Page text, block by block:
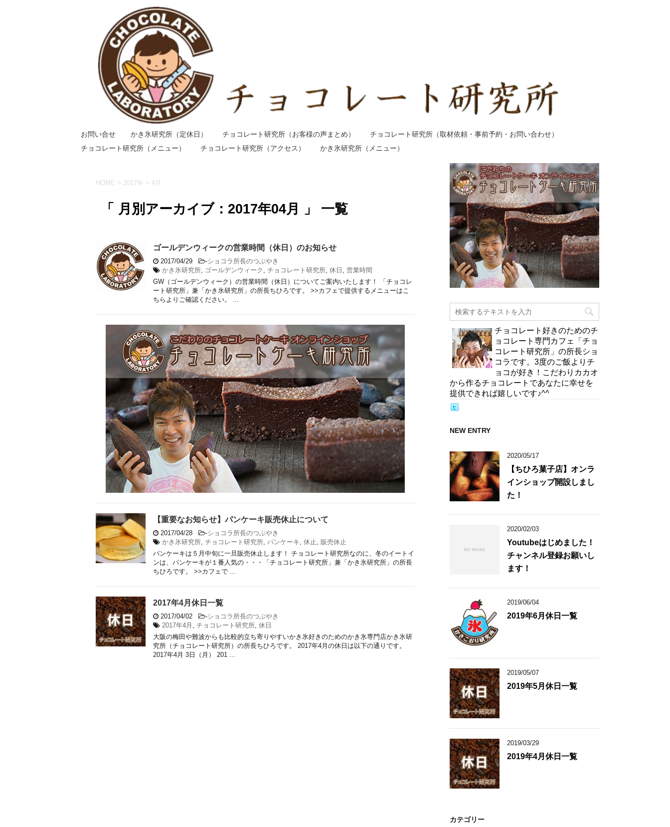
お問い合せ かき氷研究所（定休日） チョコレート研究所（お客様の声まとめ）
チョコレート研究所（取材依頼・事前予約・お問い合わせ）
チョコレート研究所（メニュー）
チョコレート研究所（アクセス） かき氷研究所（メニュー）
HOME > 2017年 > 4月
「 月別アーカイブ：2017年04月 」 一覧
ゴールデンウィークの営業時間（休日）のお知らせ
2017/04/29 -ショコラ所長のつぶやき
かき氷研究所
ゴールデンウィーク チョコレート研究所 休日
営業時間
GW（ゴールデンウィーク）の営業時間（休日）についてご案内いたします！ 「チョコレ
ート研究所」兼「かき氷研究所」の所長ちひろです。 >>カフェで提供するメニューはこ
ちらよりご確認ください。 ...
【重要なお知らせ】パンケーキ販売休止について
2017/04/28 -ショコラ所長のつぶやき
かき氷研究所 チョコレート研究所 パンケーキ 休止
販売休止
パンケーキは５月中旬に一旦販売休止します！ チョコレート研究所なのに、冬のイートイ
ンは、パンケーキが１番人気の・・・「チョコレート研究所」兼「かき氷研究所」の所長
ちひろです。 >>カフェで ...
2017年4月休日一覧
2017/04/02 -ショコラ所長のつぶやき
2017年4月
チョコレート研究所 休日
大阪の梅田や難波からも比較的立ち寄りやすいかき氷好きのためのかき氷専門店かき氷研
究所（チョコレート研究所）の所長ちひろです。 2017年4月の休日は以下の通りです。
2017年4月 3日（月） 201 ...
チョコレート好きのためのチ
ョコレート専門カフェ「チョ
コレート研究所」の所長ショ
コラです。3度のご飯よりチ
ョコが好き！こだわりカカオ
から作るチョコレートであなたに幸せを
提供できれば嬉しいです♪^^
NEW ENTRY
2020/05/17
【ちひろ菓子店】オンラ
インショップ開設しまし
た！
2020/02/03
Youtubeはじめました！
チャンネル登録お願いし
ます！
2019/06/04
2019年6月休日一覧
2019/05/07
2019年5月休日一覧
2019/03/29
2019年4月休日一覧
カテゴリー